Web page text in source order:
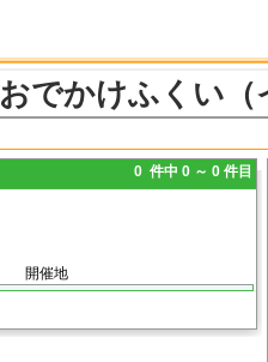
おでかけふくい（
0 件中 0 ～ 0 件目
開催地